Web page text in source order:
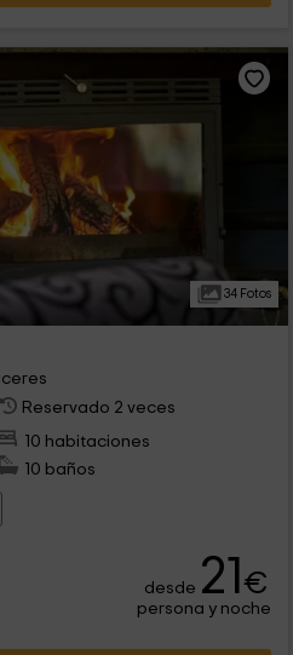
34 Fotos
Reservado 2 veces
10 habitaciones
10 baños
desde 21€
persona y noche